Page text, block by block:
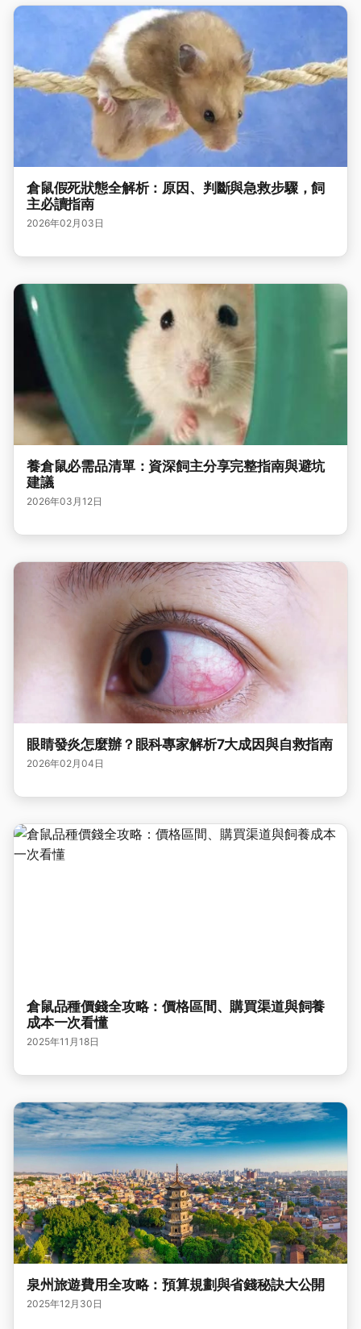
倉鼠假死狀態全解析：原因、判斷與急救步驟，飼
主必讀指南
2026年02月03日
養倉鼠必需品清單：資深飼主分享完整指南與避坑
建議
2026年03月12日
眼睛發炎怎麼辦？眼科專家解析7大成因與自救指南
2026年02月04日
倉鼠品種價錢全攻略：價格區間、購買渠道與飼養
成本一次看懂
2025年11月18日
泉州旅遊費用全攻略：預算規劃與省錢秘訣大公開
2025年12月30日